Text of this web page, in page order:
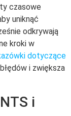
czasowe
uniknąć
odkrywają
kroki w
dotyczące
i zwiększa
i